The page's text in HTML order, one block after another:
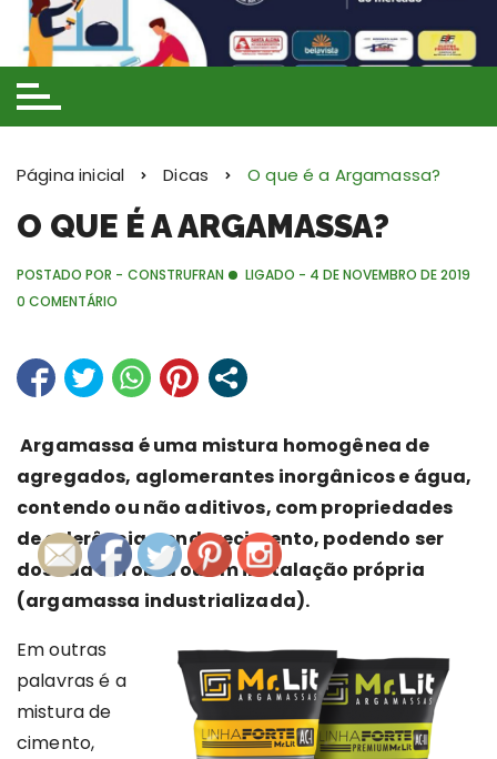
para
o
conteúdo
Página inicial Dicas O que é a Argamassa?
O QUE É A ARGAMASSA?
POSTADO POR - CONSTRUFRAN LIGADO - 4 DE NOVEMBRO DE 2019
0 COMENTÁRIO
Argamassa é uma mistura homogênea de
agregados, aglomerantes inorgânicos e água,
contendo ou não aditivos, com propriedades
de aderência e endurecimento, podendo ser
dosada em obra ou em instalação própria
(argamassa industrializada).
Em outras
palavras é a
mistura de
cimento,